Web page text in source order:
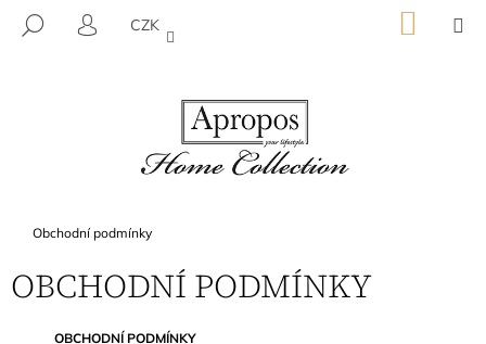
HLEDAT
PŘIHLÁŠENÍ
CZK KOŠÍK
Domů
Obchodní podmínky
OBCHODNÍ PODMÍNKY
OBCHODNÍ PODMÍNKY
T
E